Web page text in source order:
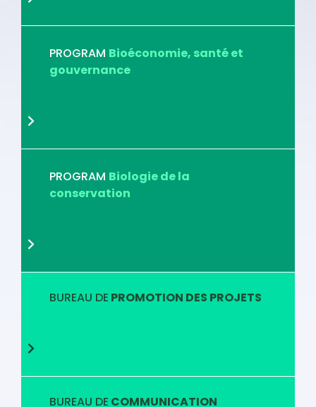
PROGRAM Bioéconomie, santé et
gouvernance
PROGRAM Biologie de la
conservation
BUREAU DE PROMOTION DES PROJETS
BUREAU DE COMMUNICATION